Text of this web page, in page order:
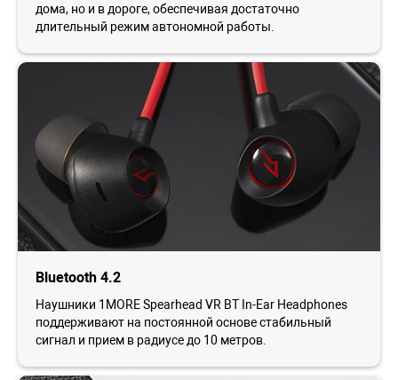
дома, но и в дороге, обеспечивая достаточно
длительный режим автономной работы.
Bluetooth 4.2
Наушники 1MORE Spearhead VR BT In-Ear Headphones
поддерживают на постоянной основе стабильный
сигнал и прием в радиусе до 10 метров.